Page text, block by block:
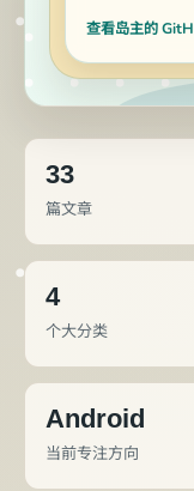
查看岛主的
33
篇文章
4
个大分类
Android
当前专注方向